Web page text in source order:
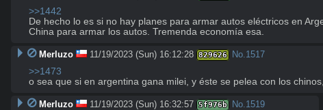
>>1442
De hecho lo es si no hay planes para armar autos eléctricos en
China para armar los autos. Tremenda economía esa.
Merluzo 11/19/2023 (Sun) 16:12:28 829626 No. 1517
>>1473
o sea que si en argentina gana milei, y éste se pelea con los
Merluzo 11/19/2023 (Sun) 16:32:57 5f976b No. 1519